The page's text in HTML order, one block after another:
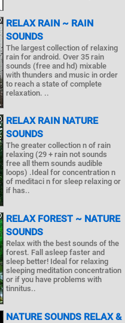
RELAX RAIN ~ RAIN
SOUNDS
The largest collection of relaxing
rain for android. Over 35 rain
sounds (free and hd) mixable
with thunders and music in order
to reach a state of complete
relaxation. ..
RELAX RAIN NATURE
SOUNDS
The greater collection n of rain
relaxing (29 + rain not sounds
free all them sounds audible
loops) .Ideal for concentration n
of meditaci n for sleep relaxing or
if has..
RELAX FOREST ~ NATURE
SOUNDS
Relax with the best sounds of the
forest. Fall asleep faster and
sleep better! Ideal for relaxing
sleeping meditation concentration
or if you have problems with
tinnitus..
NATURE SOUNDS RELAX &